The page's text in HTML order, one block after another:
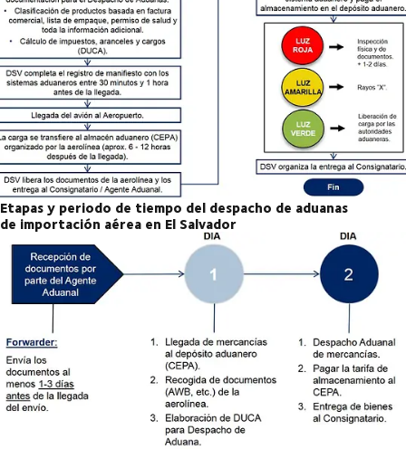
Etapas y periodo de tiempo del despacho de aduanas
de importación aérea en El Salvador